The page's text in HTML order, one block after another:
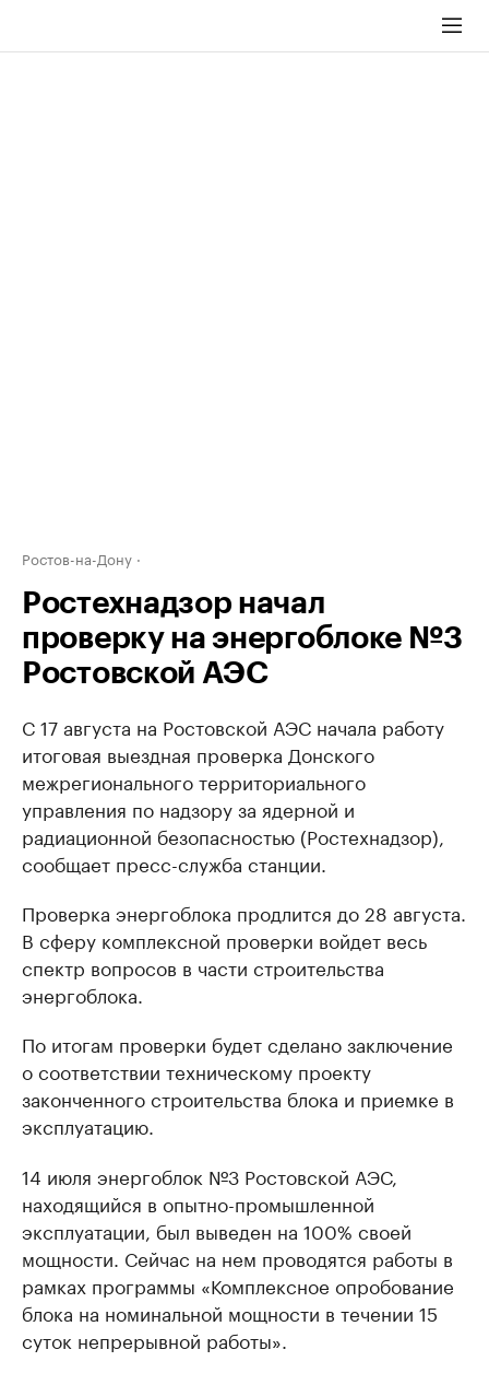
Ростов-на-Дону
Ростехнадзор начал
проверку на энергоблоке №3
Ростовской АЭС
С 17 августа на Ростовской АЭС начала работу
итоговая выездная проверка Донского
межрегионального территориального
управления по надзору за ядерной и
радиационной безопасностью (Ростехнадзор),
сообщает пресс-служба станции.
Проверка энергоблока продлится до 28 августа.
В сферу комплексной проверки войдет весь
спектр вопросов в части строительства
энергоблока.
По итогам проверки будет сделано заключение
о соответствии техническому проекту
законченного строительства блока и приемке в
эксплуатацию.
14 июля энергоблок №3 Ростовской АЭС,
находящийся в опытно-промышленной
эксплуатации, был выведен на 100% своей
мощности. Сейчас на нем проводятся работы в
рамках программы «Комплексное опробование
блока на номинальной мощности в течении 15
суток непрерывной работы».